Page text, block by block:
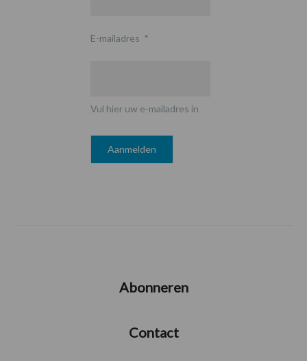
E-mailadres *
Vul hier uw e-mailadres in
Abonneren
Contact